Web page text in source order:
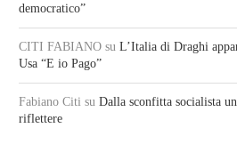
democratico”
CITI FABIANO su L’Italia di Draghi
Usa “E io Pago”
Fabiano Citi su Dalla sconfitta socialista
riflettere